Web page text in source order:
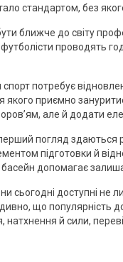
стандартом, без
ближче до світу
проводять
спорт потребує
якого приємно
але й додати
погляд здаються
підготовки й
допомагає
сьогодні доступні
що популярність
натхнення й сили,